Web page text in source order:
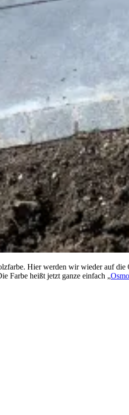
Hier werden wir wieder auf
Farbe heißt jetzt ganze einfach „